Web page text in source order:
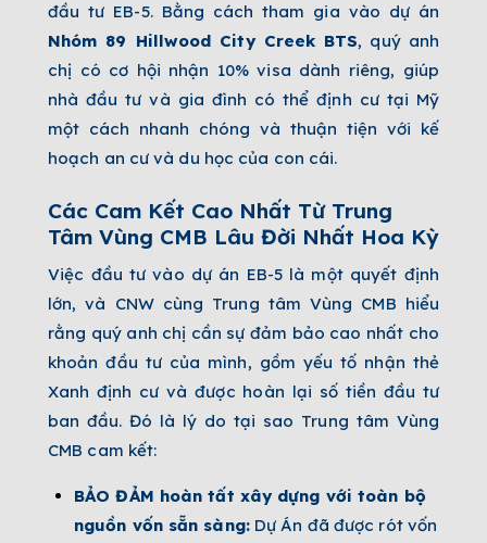
đầu tư EB-5. Bằng cách tham gia vào dự án
Nhóm 89 Hillwood City Creek BTS, quý anh
chị có cơ hội nhận 10% visa dành riêng, giúp
nhà đầu tư và gia đình có thể định cư tại Mỹ
một cách nhanh chóng và thuận tiện với kế
hoạch an cư và du học của con cái.
Các Cam Kết Cao Nhất Từ Trung
Tâm Vùng CMB Lâu Đời Nhất Hoa Kỳ
Việc đầu tư vào dự án EB-5 là một quyết định
lớn, và CNW cùng Trung tâm Vùng CMB hiểu
rằng quý anh chị cần sự đảm bảo cao nhất cho
khoản đầu tư của mình, gồm yếu tố nhận thẻ
Xanh định cư và được hoàn lại số tiền đầu tư
ban đầu. Đó là lý do tại sao Trung tâm Vùng
CMB cam kết:
BẢO ĐẢM hoàn tất xây dựng với toàn bộ
nguồn vốn sẵn sàng:Dự Án đã được rót vốn